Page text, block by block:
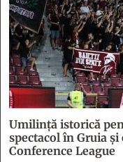
Umilință istorică
spectacol în Gruia
Conference League